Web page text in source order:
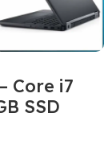
Core i7
SSD